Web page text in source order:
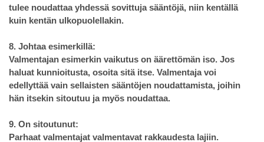
tulee noudattaa yhdessä sovittuja sääntöjä, niin kentällä
kuin kentän ulkopuolellakin.
8. Johtaa esimerkillä:
Valmentajan esimerkin vaikutus on äärettömän iso. Jos
haluat kunnioitusta, osoita sitä itse. Valmentaja voi
edellyttää vain sellaisten sääntöjen noudattamista, joihin
hän itsekin sitoutuu ja myös noudattaa.
9. On sitoutunut:
Parhaat valmentajat valmentavat rakkaudesta lajiin.